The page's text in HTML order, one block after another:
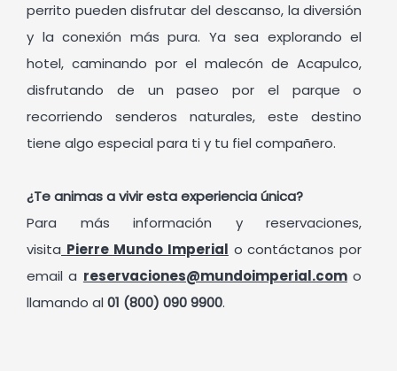
perrito pueden disfrutar del descanso, la diversión
y la conexión más pura. Ya sea explorando el
hotel, caminando por el malecón de Acapulco,
disfrutando de un paseo por el parque o
recorriendo senderos naturales, este destino
tiene algo especial para ti y tu fiel compañero.
¿Te animas a vivir esta experiencia única?
Para más información y reservaciones,
visita Pierre Mundo Imperial o contáctanos por
email a reservaciones@mundoimperial.como
llamando al 01 (800) 090 9900.